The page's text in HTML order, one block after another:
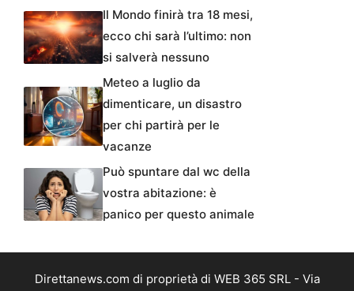
Il Mondo finirà tra 18 mesi,
ecco chi sarà l’ultimo: non
si salverà nessuno
Meteo a luglio da
dimenticare, un disastro
per chi partirà per le
vacanze
Può spuntare dal wc della
vostra abitazione: è
panico per questo animale
Direttanews.com di proprietà di WEB 365 SRL - Via